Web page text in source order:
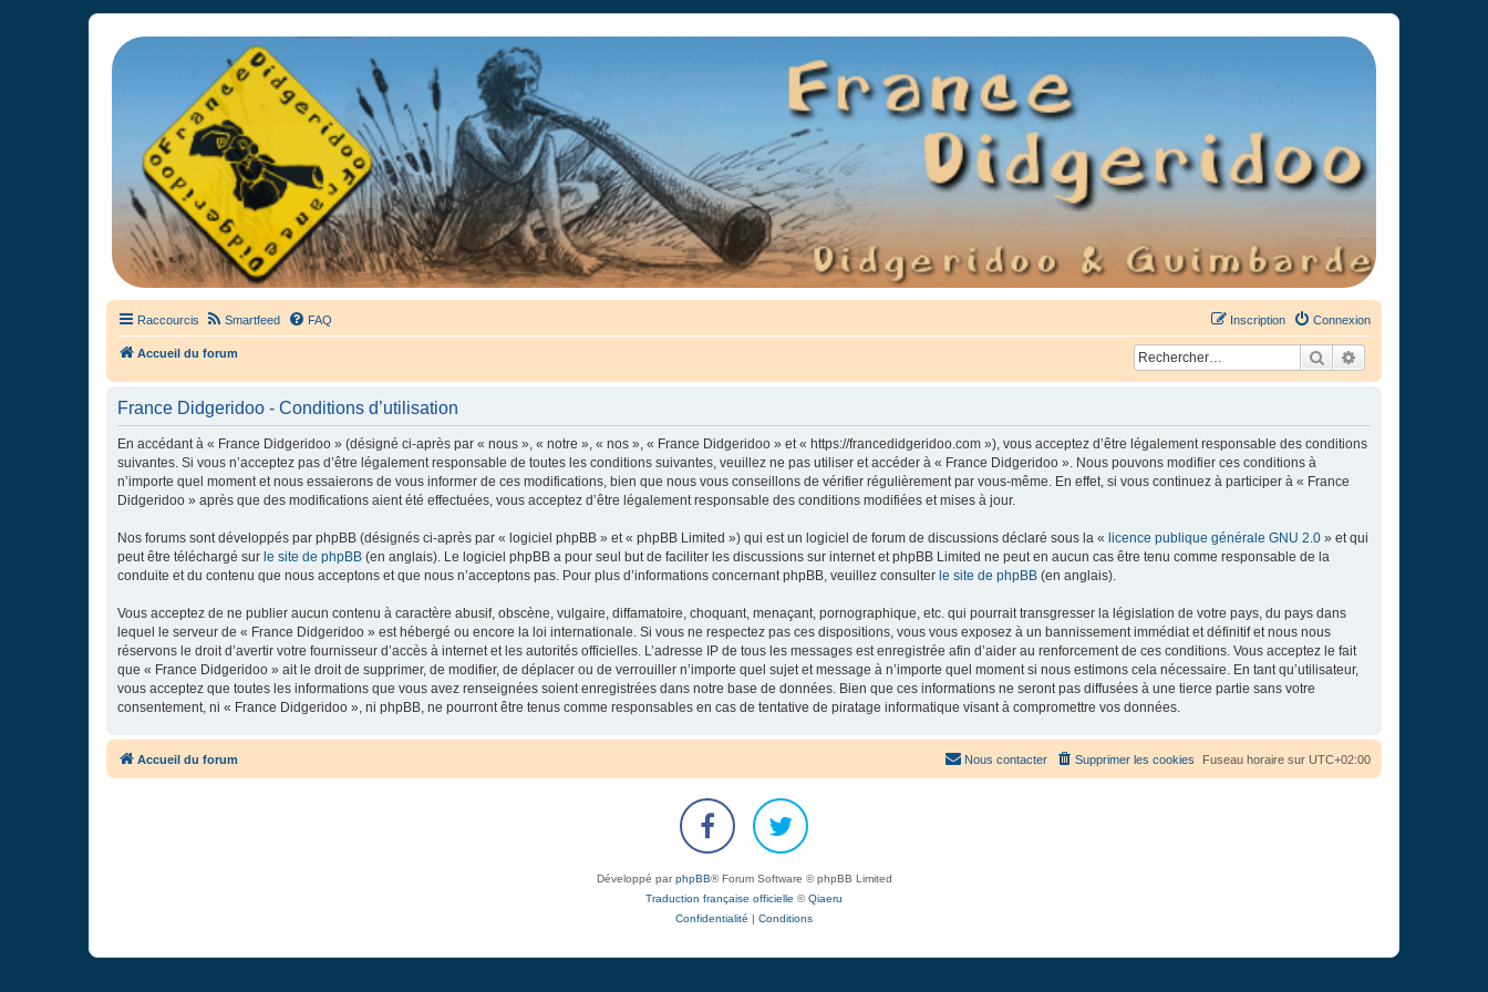
France Didgeridoo
Didgeridoo et Guimbarde sur France Didgeridoo - retrouvez la communauté.
Raccourcis Smartfeed FAQ Connexion
Inscription
Accueil du forum Rechercher
France Didgeridoo - Conditions d’utilisation
En accédant à « France Didgeridoo » (désigné ci-après par « nous », « notre », « nos », « France Didgeridoo » et « https://francedidgeridoo.com »), vous acceptez d’être légalement responsable des conditions
suivantes. Si vous n’acceptez pas d’être légalement responsable de toutes les conditions suivantes, veuillez ne pas utiliser et accéder à « France Didgeridoo ». Nous pouvons modifier ces conditions à
n’importe quel moment et nous essaierons de vous informer de ces modifications, bien que nous vous conseillons de vérifier régulièrement par vous-même. En effet, si vous continuez à participer à « France
Didgeridoo » après que des modifications aient été effectuées, vous acceptez d’être légalement responsable des conditions modifiées et mises à jour.
Nos forums sont développés par phpBB (désignés ci-après par « logiciel phpBB » et « phpBB Limited ») qui est un logiciel de forum de discussions déclaré sous la « licence publique générale GNU 2.0 » et qui
peut être téléchargé sur le site de phpBB (en anglais). Le logiciel phpBB a pour seul but de faciliter les discussions sur internet et phpBB Limited ne peut en aucun cas être tenu comme responsable de la
conduite et du contenu que nous acceptons et que nous n’acceptons pas. Pour plus d’informations concernant phpBB, veuillez consulter le site de phpBB (en anglais).
Vous acceptez de ne publier aucun contenu à caractère abusif, obscène, vulgaire, diffamatoire, choquant, menaçant, pornographique, etc. qui pourrait transgresser la législation de votre pays, du pays dans
lequel le serveur de « France Didgeridoo » est hébergé ou encore la loi internationale. Si vous ne respectez pas ces dispositions, vous vous exposez à un bannissement immédiat et définitif et nous nous
réservons le droit d’avertir votre fournisseur d’accès à internet et les autorités officielles. L’adresse IP de tous les messages est enregistrée afin d’aider au renforcement de ces conditions. Vous acceptez le fait
que « France Didgeridoo » ait le droit de supprimer, de modifier, de déplacer ou de verrouiller n’importe quel sujet et message à n’importe quel moment si nous estimons cela nécessaire. En tant qu’utilisateur,
vous acceptez que toutes les informations que vous avez renseignées soient enregistrées dans notre base de données. Bien que ces informations ne seront pas diffusées à une tierce partie sans votre
consentement, ni « France Didgeridoo », ni phpBB, ne pourront être tenus comme responsables en cas de tentative de piratage informatique visant à compromettre vos données.
Accueil du forum Fuseau horaire sur UTC+02:00
Supprimer les cookies
Nous contacter
Développé parphpBB® Forum Software © phpBB Limited
Traduction française officielle ©Qiaeru
Confidentialité | Conditions